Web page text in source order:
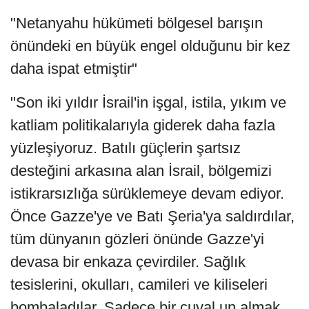
"Netanyahu hükümeti bölgesel barışın
önündeki en büyük engel olduğunu bir kez
daha ispat etmiştir"
"Son iki yıldır İsrail'in işgal, istila, yıkım ve
katliam politikalarıyla giderek daha fazla
yüzleşiyoruz. Batılı güçlerin şartsız
desteğini arkasına alan İsrail, bölgemizi
istikrarsızlığa sürüklemeye devam ediyor.
Önce Gazze'ye ve Batı Şeria'ya saldırdılar,
tüm dünyanın gözleri önünde Gazze'yi
devasa bir enkaza çevirdiler. Sağlık
tesislerini, okulları, camileri ve kiliseleri